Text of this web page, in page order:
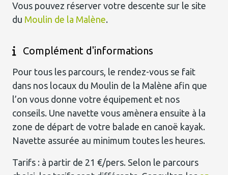
Complément d'informations
Pour tous les parcours, le rendez-vous se fait
dans nos locaux du Moulin de la Malène afin que
l’on vous donne votre équipement et nos
conseils. Une navette vous amènera ensuite à la
zone de départ de votre balade en canoë kayak.
Navette assurée au minimum toutes les heures.
Tarifs : à partir de 21 €/pers. Selon le parcours
Vous pouvez réserver votre descente sur le site
du Moulin de la Malène.